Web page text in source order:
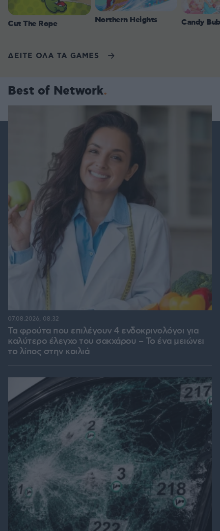
Cut The Rope Northern Heights Candy
ΔΕΙΤΕ ΟΛΑ ΤΑ GAMES
Best of Network
Τα φρούτα που επιλέγουν 4 ενδοκρινολόγοι για
καλύτερο έλεγχο του σακχάρου – Το ένα μειώνει
το λίπος στην κοιλιά
07.08.2026, 08:32